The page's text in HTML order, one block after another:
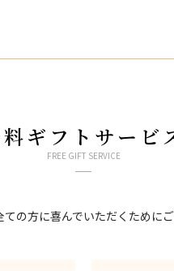
ギフトサービ
FREE GIFT SERVICE
の方に喜んでいただくためにご